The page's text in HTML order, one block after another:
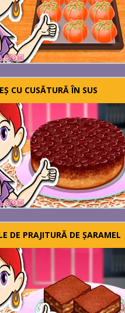
CU CUSĂTURĂ ÎN SUS
DE PRAJITURĂ DE ȘARAMEL